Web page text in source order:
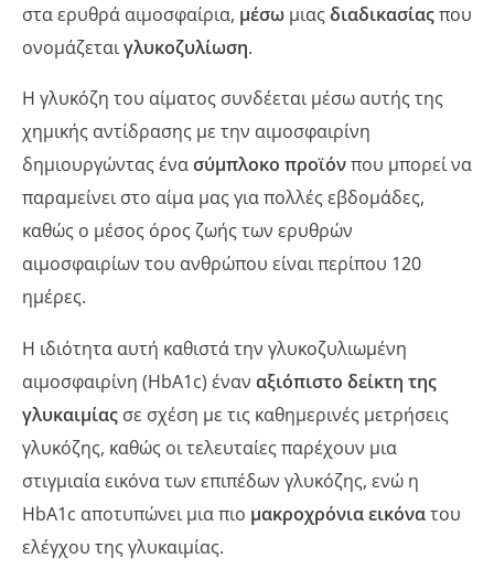
στα ερυθρά αιμοσφαίρια, μέσω μιας διαδικασίαςπου
ονομάζεταιγλυκοζυλίωση.
Η γλυκόζη του αίματος συνδέεται μέσω αυτής της
χημικής αντίδρασης με την αιμοσφαιρίνη
δημιουργώντας ένασύμπλοκο προϊόνπου μπορεί να
παραμείνει στο αίμα μας για πολλές εβδομάδες,
καθώς ο μέσος όρος ζωής των ερυθρών
αιμοσφαιρίων του ανθρώπου είναι περίπου 120
ημέρες.
Η ιδιότητα αυτή καθιστά την γλυκοζυλιωμένη
αιμοσφαιρίνη (HbA1c) έναν αξιόπιστο δείκτη της
γλυκαιμίας σε σχέση με τις καθημερινές μετρήσεις
γλυκόζης, καθώς οι τελευταίες παρέχουν μια
στιγμιαία εικόνα των επιπέδων γλυκόζης, ενώ η
HbA1c αποτυπώνει μια πιο μακροχρόνια εικόνατου
ελέγχου της γλυκαιμίας.